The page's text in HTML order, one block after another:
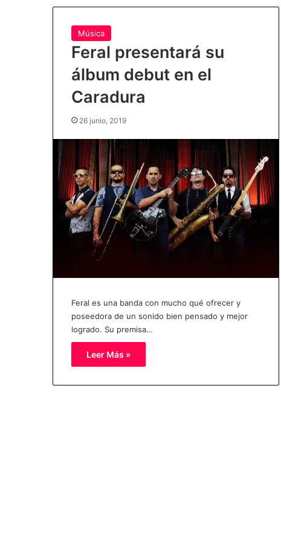
Música
Feral presentará su
álbum debut en el
Caradura
26 junio, 2019
Feral es una banda con mucho qué ofrecer y
poseedora de un sonido bien pensado y mejor
logrado. Su premisa…
Leer Más »